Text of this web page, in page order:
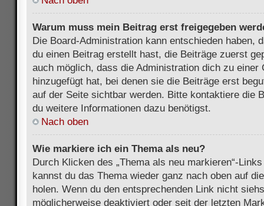
Warum muss mein Beitrag erst freigegeben
Die Board-Administration kann entschieden haben,
du einen Beitrag erstellt hast, die Beiträge zuerst
auch möglich, dass die Administration dich zu einer
hinzugefügt hat, bei denen sie die Beiträge erst
auf der Seite sichtbar werden. Bitte kontaktiere die
du weitere Informationen dazu benötigst.
Nach oben
Wie markiere ich ein Thema als neu?
Durch Klicken des „Thema als neu markieren“-
kannst du das Thema wieder ganz nach oben auf
holen. Wenn du den entsprechenden Link nicht
möglicherweise deaktiviert oder seit der letzten